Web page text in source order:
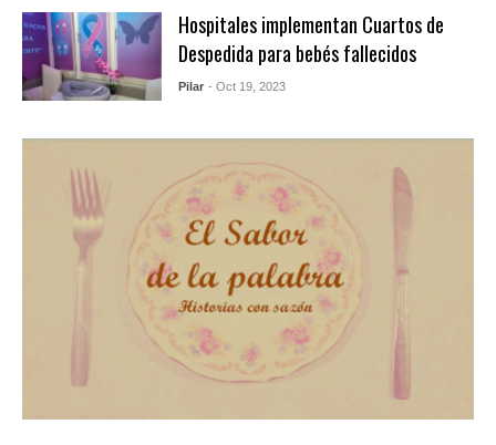
Hospitales implementan Cuartos de
Despedida para bebés fallecidos
Pilar - Oct 19, 2023